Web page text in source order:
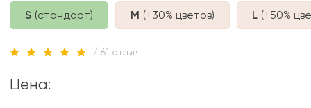
S (стандарт) M (+30% цветов) L (+50%
/ 61 отзыв
Цена: